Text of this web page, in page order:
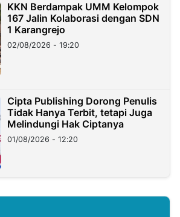
KKN Berdampak UMM Kelompok
167 Jalin Kolaborasi dengan SDN
1 Karangrejo
02/08/2026 - 19:20
Cipta Publishing Dorong Penulis
Tidak Hanya Terbit, tetapi Juga
Melindungi Hak Ciptanya
01/08/2026 - 12:20